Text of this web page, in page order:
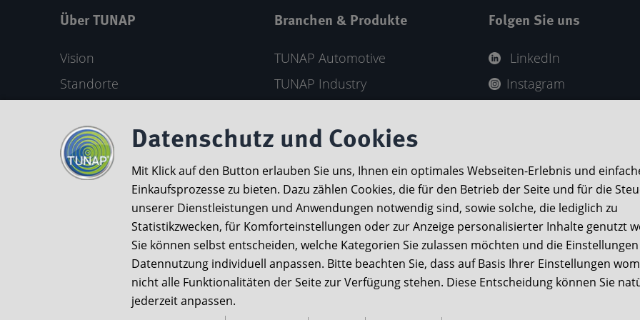
Über TUNAP
Vision
Standorte
Nachhaltigkeit
Forschung & Entwicklung
Kontaktformular
Branchen & Produkte
TUNAP Automotive
TUNAP Industry
TUNAP SPORTS
Folgen Sie uns
LinkedIn
Instagram
Wir setzen uns für eine barrierefreie Nutzung unserer Website ein und arbeiten kontinuierlich an
Datenschutz und Cookies
Mit Klick auf den Button erlauben Sie uns, Ihnen ein optimales Webseiten-Erlebnis und
Einkaufsprozesse zu bieten. Dazu zählen Cookies, die für den Betrieb der Seite und für die
unserer Dienstleistungen und Anwendungen notwendig sind, sowie solche, die lediglich zu
Statistikzwecken, für Komforteinstellungen oder zur Anzeige personalisierter Inhalte genutzt
Sie können selbst entscheiden, welche Kategorien Sie zulassen möchten und die
Datennutzung individuell anpassen. Bitte beachten Sie, dass auf Basis Ihrer Einstellungen
nicht alle Funktionalitäten der Seite zur Verfügung stehen. Diese Entscheidung können Sie
jederzeit anpassen.